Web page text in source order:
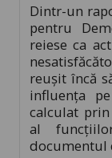
Dintr-un
pentru
reiese ca
reuşit încă
influenţa
calculat
al
documentul